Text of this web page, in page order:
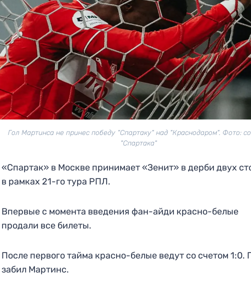
Гол Мартинса не принес победу "Спартаку" над "Краснодаром". Фото:
"Спартака"
«Спартак» в Москве принимает «Зенит» в дерби двух
в рамках 21-го тура РПЛ.
Впервые с момента введения фан-айди красно-белые
продали все билеты.
После первого тайма красно-белые ведут со счетом 1:0.
забил Мартинс.